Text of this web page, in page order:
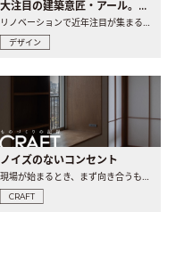
大注目の建築意匠・アール。人気の理由と空間に取り入れるポイント
リノベーションで近年注目が集まる建築意匠の一つであるアール..
デザイン
ノイズのないコンセント
現場が始まるとき、まず向き合うものの一つがコンセントです..
CRAFT